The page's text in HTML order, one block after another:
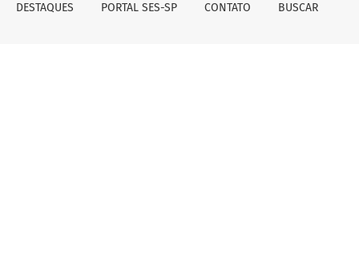
DESTAQUES PORTAL SES-SP CONTATO BUSCAR